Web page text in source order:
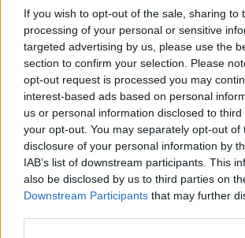
If you wish to opt-out of the sale, sharing to
processing of your personal or sensitive
targeted advertising by us, please use the
section to confirm your selection. Please
opt-out request is processed you may
interest-based ads based on personal
us or personal information disclosed to
your opt-out. You may separately opt-out of
disclosure of your personal information by
IAB’s list of downstream participants. This
also be disclosed by us to third parties on
Downstream Participants that may further
överleva – här är planen
NYHETER 19 november 2024
Superlyxiga
logotyper ska rädda det brittiska bilmärket.
5 kommentarer Gasa (8) Bromsa (5)
Jaguar lägger ner flera
modeller
NYHETER 15 juli 2024 Efter att tillverkningen